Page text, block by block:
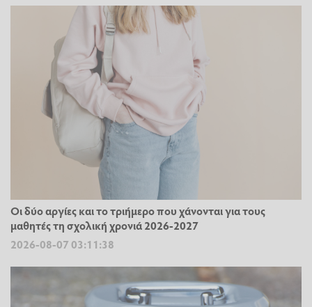
Οι δύο αργίες και το τριήμερο που χάνονται για τους
μαθητές τη σχολική χρονιά 2026-2027
2026-08-07 03:11:38